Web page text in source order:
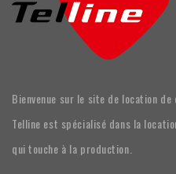
Bienvenue sur le site de location
Telline est spécialisé dans la
qui touche à la production.